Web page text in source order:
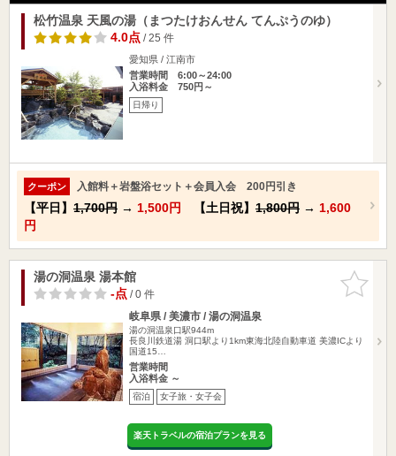
松竹温泉 天風の湯（まつたけおんせん てんぷうのゆ）
4.0点/ 25 件
愛知県 / 江南市
営業時間 6:00～24:00
入浴料金 750円～
日帰り
クーポン 入館料＋岩盤浴セット＋会員入会 200円引き
【平日】 1,700円 → 1,500円 【土日祝】 1,800円 → 1,600
円
お気に入
りに追加
湯の洞温泉 湯本館
-点/ 0 件
岐阜県 / 美濃市 / 湯の洞温泉
湯の洞温泉口駅944m
長良川鉄道湯 洞口駅より1km東海北陸自動車道 美濃ICより
国道15…
営業時間
入浴料金 ～
宿泊 女子旅・女子会
楽天トラベルの宿泊プランを見る